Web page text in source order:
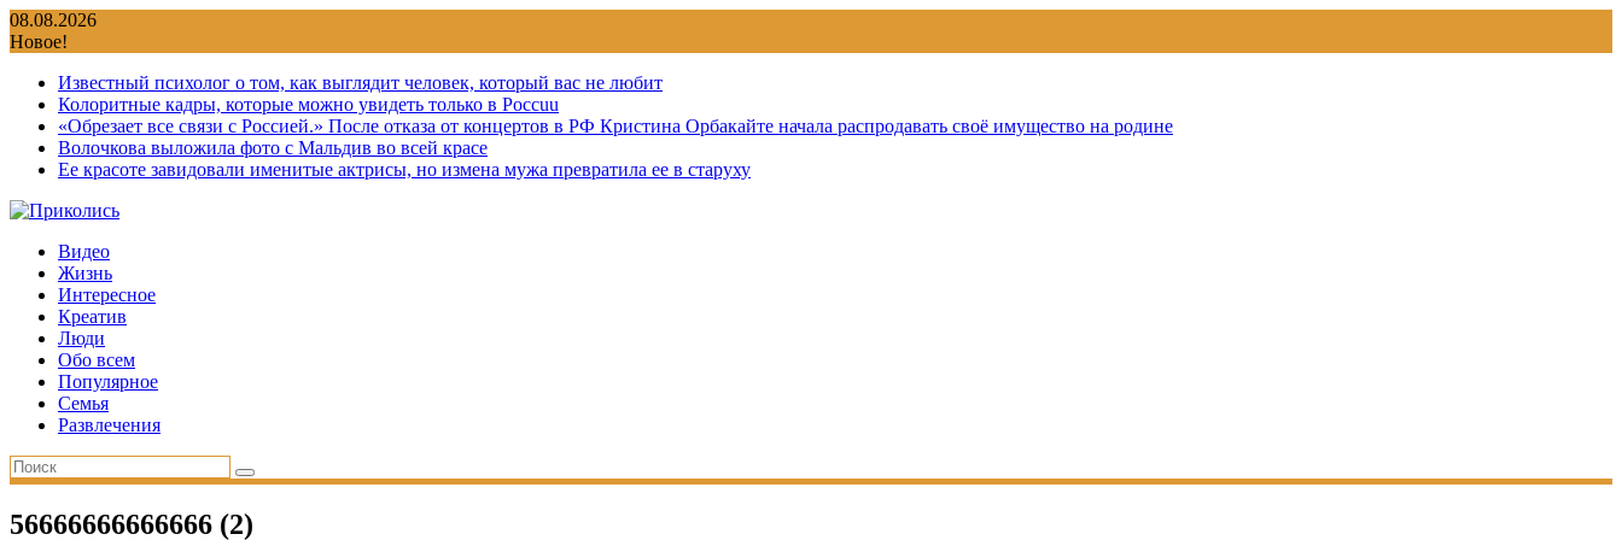
Перейти
к
08.08.2026
Новое!
Известный психолог о том, как выглядит человек, который вас не любит
Колоритные кадры, которые можно увидеть только в Россuu
«Обрезает все связи с Россией.» После отказа от концертов в РФ Кристина Орбакайте начала распродавать своё имущество на родине
Волочкова выложила фото с Мальдив во всей красе
Ее красоте завидовали именитые актрисы, но измена мужа превратила ее в старуху
Видео
Жизнь
Интересное
Креатив
Люди
Обо всем
Популярное
Семья
Развлечения
56666666666666 (2)